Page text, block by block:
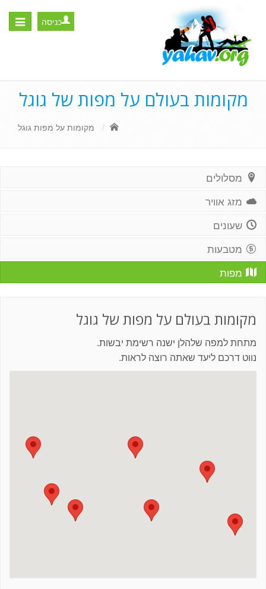
Toggle
כניסה
מקומות בעולם על מפות של גוגל
מקומות על מפות גוגל
מסלולים
מזג אוויר
שעונים
מטבעות
מפות
מקומות בעולם על מפות של גוגל
מתחת למפה שלהלן ישנה רשימת יבשות.
נווט דרכם ליעד שאתה רוצה לראות.